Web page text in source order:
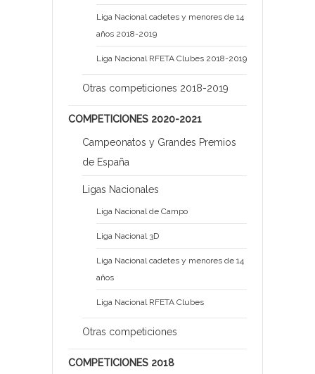
Liga Nacional cadetes y menores de 14
años 2018-2019
Liga Nacional RFETA Clubes 2018-2019
Otras competiciones 2018-2019
COMPETICIONES 2020-2021
Campeonatos y Grandes Premios
de España
Ligas Nacionales
Liga Nacional de Campo
Liga Nacional 3D
Liga Nacional cadetes y menores de 14
años
Liga Nacional RFETA Clubes
Otras competiciones
COMPETICIONES 2018